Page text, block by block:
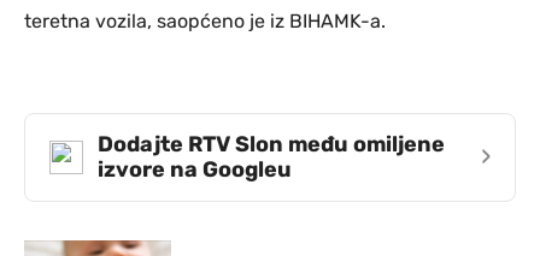
teretna vozila, saopćeno je iz BIHAMK-a.
Dodajte RTV Slon među omiljene
izvore na Googleu
›